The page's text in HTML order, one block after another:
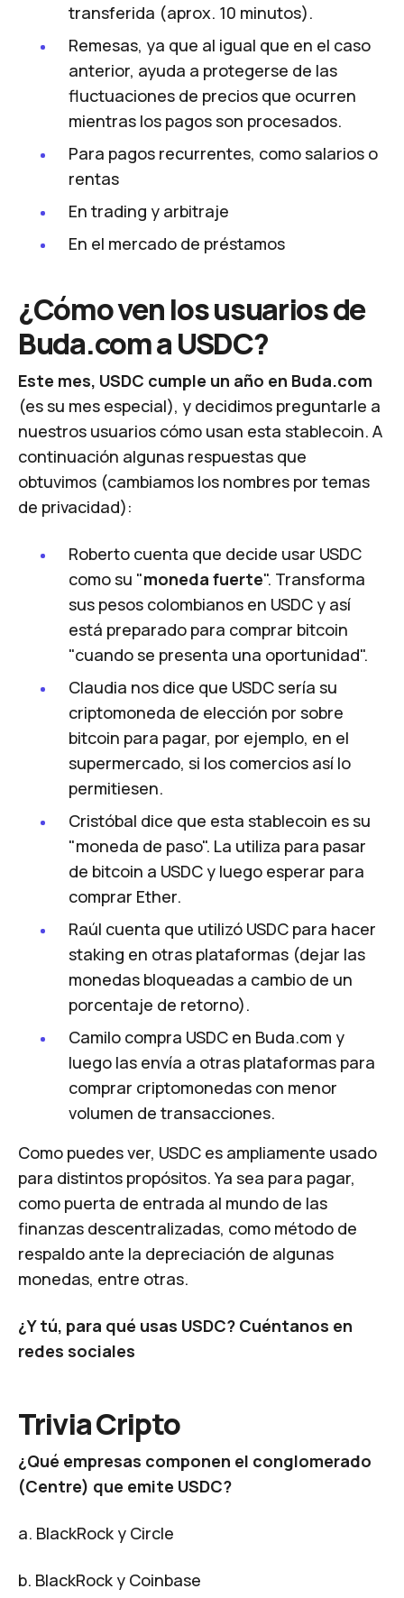
transferida (aprox. 10 minutos).
Remesas, ya que al igual que en el caso
anterior, ayuda a protegerse de las
fluctuaciones de precios que ocurren
mientras los pagos son procesados.
Para pagos recurrentes, como salarios o
rentas
En trading y arbitraje
En el mercado de préstamos
¿Cómo ven los usuarios de
Buda.com a USDC?
Este mes, USDC cumple un año en Buda.com
(es su mes especial), y decidimos preguntarle a
nuestros usuarios cómo usan esta stablecoin. A
continuación algunas respuestas que
obtuvimos (cambiamos los nombres por temas
de privacidad):
Roberto cuenta que decide usar USDC
como su "moneda fuerte". Transforma
sus pesos colombianos en USDC y así
está preparado para comprar bitcoin
"cuando se presenta una oportunidad".
Claudia nos dice que USDC sería su
criptomoneda de elección por sobre
bitcoin para pagar, por ejemplo, en el
supermercado, si los comercios así lo
permitiesen.
Cristóbal dice que esta stablecoin es su
"moneda de paso". La utiliza para pasar
de bitcoin a USDC y luego esperar para
comprar Ether.
Raúl cuenta que utilizó USDC para hacer
staking en otras plataformas (dejar las
monedas bloqueadas a cambio de un
porcentaje de retorno).
Camilo compra USDC en Buda.com y
luego las envía a otras plataformas para
comprar criptomonedas con menor
volumen de transacciones.
Como puedes ver, USDC es ampliamente usado
para distintos propósitos. Ya sea para pagar,
como puerta de entrada al mundo de las
finanzas descentralizadas, como método de
respaldo ante la depreciación de algunas
monedas, entre otras.
¿Y tú, para qué usas USDC? Cuéntanos en
redes sociales
Trivia Cripto
¿Qué empresas componen el conglomerado
(Centre) que emite USDC?
a. BlackRock y Circle
b. BlackRock y Coinbase